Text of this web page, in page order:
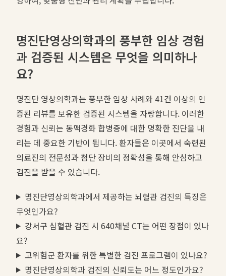
명진단영상의학과의 풍부한 임상 경험
과 검증된 시스템은 무엇을 의미하나
요?
명진단 영상의학과는 풍부한 임상 사례와 41건 이상의 인
증된 리뷰를 보유한 검증된 시스템을 자랑합니다. 이러한
경험과 신뢰는 동맥경화 합병증에 대한 명확한 진단을 내
리는 데 중요한 기반이 됩니다. 환자들은 이곳에서 숙련된
의료진의 전문성과 첨단 장비의 정확성을 통해 안심하고
검진을 받을 수 있습니다.
명진단영상의학과에서 제공하는 뇌혈관 검진의 특징은
무엇인가요?
강서구 심혈관 검진 시 640채널 CT는 어떤 장점이 있나
요?
고위험군 환자를 위한 특별한 검진 프로그램이 있나요?
명진단영상의학과 검진의 신뢰도는 어느 정도인가요?